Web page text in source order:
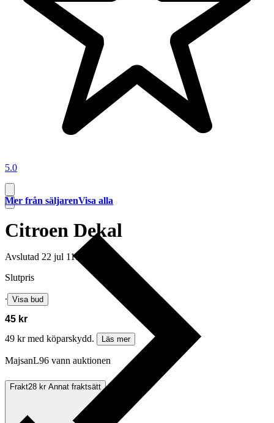
5.0
Citroen Dekal
Avslutad 22 jul 11:11
Slutpris
∙ Visa bud
45 kr
49 kr med köparskydd.
Läs mer
MajsanL96 vann auktionen
Frakt28 kr Annat fraktsätt
Mer från säljarenVisa alla